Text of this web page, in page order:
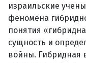
израильские
феномена
понятия
сущность и
войны. Гибридная